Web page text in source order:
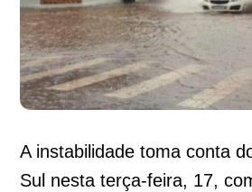
A instabilidade toma conta
Sul nesta terça-feira, 17,